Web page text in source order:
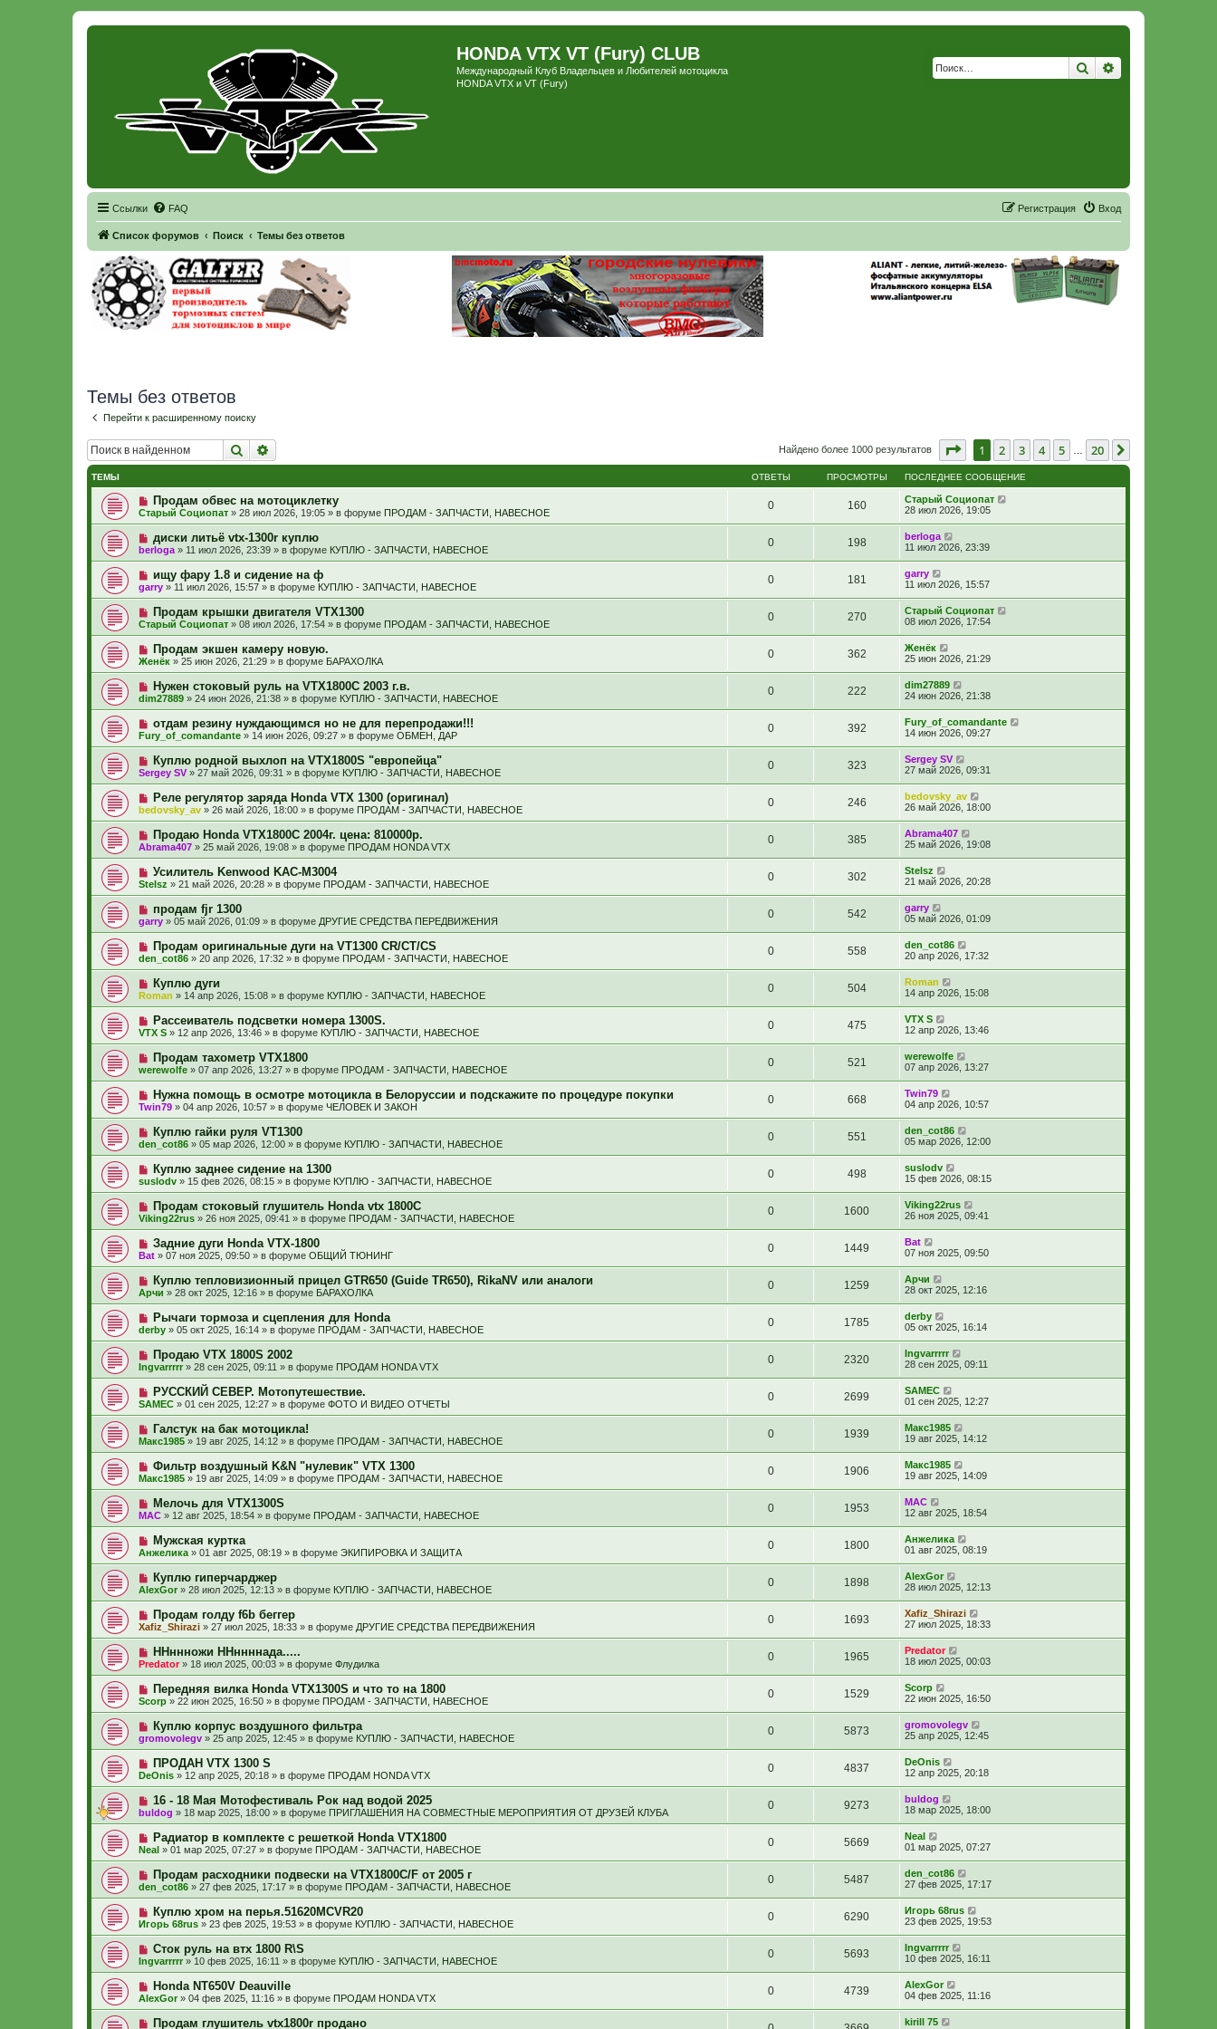
HONDA VTX VT (Fury) CLUB
Международный Клуб Владельцев и Любителей мотоцикла
HONDA VTX и VT (Fury)
Поиск
Ссылки FAQ Вход
Регистрация
Список форумов Поиск Темы без ответов
Темы без ответов
Перейти к расширенному поиску
Поиск Найдено более 1000 результатов Страница1 из 20
1 2 3 4 5 20
ТЕМЫ ОТВЕТЫ ПРОСМОТРЫ ПОСЛЕДНЕЕ СООБЩЕНИЕ
Н
о
в
е
с
о
о
б
щ
е
н
и
е
Продам обвес на мотоциклетку
Старый Социопат » 28 июл 2026, 19:05 » в форуме ПРОДАМ - ЗАПЧАСТИ, НАВЕСНОЕ
0 160
Старый Социопат
28 июл 2026, 19:05
Н
о
в
е
с
о
б
щ
е
н
и
е
диски литьё vtx-1300r куплю
berloga » 11 июл 2026, 23:39 » в форуме КУПЛЮ - ЗАПЧАСТИ, НАВЕСНОЕ
0 198
berloga
11 июл 2026, 23:39
Н
о
в
о
е
с
о
б
щ
е
н
и
е
ищу фару 1.8 и сидение на ф
garry » 11 июл 2026, 15:57 » в форуме КУПЛЮ - ЗАПЧАСТИ, НАВЕСНОЕ
0 181
garry
11 июл 2026, 15:57
Н
о
в
о
е
с
о
б
щ
н
и
е
Продам крышки двигателя VTX1300
Старый Социопат » 08 июл 2026, 17:54 » в форуме ПРОДАМ - ЗАПЧАСТИ, НАВЕСНОЕ
0 270
Старый Социопат
08 июл 2026, 17:54
Н
о
в
о
е
с
о
о
б
щ
е
н
и
е
Продам экшен камеру новую.
Женёк » 25 июн 2026, 21:29 » в форуме БАРАХОЛКА
0 362
Женёк
25 июн 2026, 21:29
Н
о
в
е
с
о
б
щ
е
н
и
е
Нужен стоковый руль на VTX1800C 2003 г.в.
dim27889 » 24 июн 2026, 21:38 » в форуме КУПЛЮ - ЗАПЧАСТИ, НАВЕСНОЕ
0 222
dim27889
24 июн 2026, 21:38
Н
о
в
о
е
с
о
б
щ
е
н
и
е
отдам резину нуждающимся но не для перепродажи!!!
Fury_of_comandante » 14 июн 2026, 09:27 » в форуме ОБМЕН, ДАР
0 392
Fury_of_comandante
14 июн 2026, 09:27
Н
о
в
о
е
с
о
б
щ
е
н
и
е
Куплю родной выхлоп на VTX1800S "европейца"
Sergey SV » 27 май 2026, 09:31 » в форуме КУПЛЮ - ЗАПЧАСТИ, НАВЕСНОЕ
0 323
Sergey SV
27 май 2026, 09:31
Н
о
в
о
е
с
о
о
б
щ
н
и
е
Реле регулятор заряда Honda VTX 1300 (оригинал)
bedovsky_av » 26 май 2026, 18:00 » в форуме ПРОДАМ - ЗАПЧАСТИ, НАВЕСНОЕ
0 246
bedovsky_av
26 май 2026, 18:00
Н
о
в
о
е
с
о
о
б
щ
е
н
и
е
Продаю Honda VTX1800С 2004г. цена: 810000р.
Abrama407 » 25 май 2026, 19:08 » в форуме ПРОДАМ HONDA VTX
0 385
Abrama407
25 май 2026, 19:08
Н
о
в
е
с
о
б
щ
е
н
и
е
Усилитель Kenwood KAC-M3004
Stelsz » 21 май 2026, 20:28 » в форуме ПРОДАМ - ЗАПЧАСТИ, НАВЕСНОЕ
0 302
Stelsz
21 май 2026, 20:28
Н
о
в
о
е
с
о
б
щ
е
н
и
е
продам fjr 1300
garry » 05 май 2026, 01:09 » в форуме ДРУГИЕ СРЕДСТВА ПЕРЕДВИЖЕНИЯ
0 542
garry
05 май 2026, 01:09
Н
о
в
о
е
с
о
б
щ
е
н
и
е
Продам оригинальные дуги на VT1300 CR/CT/CS
den_cot86 » 20 апр 2026, 17:32 » в форуме ПРОДАМ - ЗАПЧАСТИ, НАВЕСНОЕ
0 558
den_cot86
20 апр 2026, 17:32
Н
о
в
о
е
с
о
б
щ
е
н
и
е
Куплю дуги
Roman » 14 апр 2026, 15:08 » в форуме КУПЛЮ - ЗАПЧАСТИ, НАВЕСНОЕ
0 504
Roman
14 апр 2026, 15:08
Н
о
в
о
е
с
о
б
щ
е
н
и
е
Рассеиватель подсветки номера 1300S.
VTX S » 12 апр 2026, 13:46 » в форуме КУПЛЮ - ЗАПЧАСТИ, НАВЕСНОЕ
0 475
VTX S
12 апр 2026, 13:46
Н
о
в
о
е
с
о
б
щ
е
н
и
е
Продам тахометр VTX1800
werewolfe » 07 апр 2026, 13:27 » в форуме ПРОДАМ - ЗАПЧАСТИ, НАВЕСНОЕ
0 521
werewolfe
07 апр 2026, 13:27
Н
о
в
о
е
с
о
б
щ
е
н
и
е
Нужна помощь в осмотре мотоцикла в Белоруссии и подскажите по процедуре покупки
Twin79 » 04 апр 2026, 10:57 » в форуме ЧЕЛОВЕК И ЗАКОН
0 668
Twin79
04 апр 2026, 10:57
Н
о
в
о
е
с
о
б
щ
е
н
и
е
Куплю гайки руля VT1300
den_cot86 » 05 мар 2026, 12:00 » в форуме КУПЛЮ - ЗАПЧАСТИ, НАВЕСНОЕ
0 551
den_cot86
05 мар 2026, 12:00
Н
о
в
о
е
с
о
о
б
щ
е
н
и
е
Куплю заднее сидение на 1300
suslodv » 15 фев 2026, 08:15 » в форуме КУПЛЮ - ЗАПЧАСТИ, НАВЕСНОЕ
0 498
suslodv
15 фев 2026, 08:15
Н
о
в
о
е
с
о
б
щ
е
н
и
е
Продам стоковый глушитель Honda vtx 1800C
Viking22rus » 26 ноя 2025, 09:41 » в форуме ПРОДАМ - ЗАПЧАСТИ, НАВЕСНОЕ
0 1600
Viking22rus
26 ноя 2025, 09:41
Н
о
в
о
е
с
о
б
щ
е
н
и
е
Задние дуги Honda VTX-1800
Bat » 07 ноя 2025, 09:50 » в форуме ОБЩИЙ ТЮНИНГ
0 1449
Bat
07 ноя 2025, 09:50
Н
о
в
о
е
с
о
б
щ
е
н
и
е
Куплю тепловизионный прицел GTR650 (Guide TR650), RikaNV или аналоги
Арчи » 28 окт 2025, 12:16 » в форуме БАРАХОЛКА
0 1259
Арчи
28 окт 2025, 12:16
Н
о
в
о
е
с
о
б
щ
е
н
и
е
Рычаги тормоза и сцепления для Honda
derby » 05 окт 2025, 16:14 » в форуме ПРОДАМ - ЗАПЧАСТИ, НАВЕСНОЕ
0 1785
derby
05 окт 2025, 16:14
Н
о
в
о
е
с
о
б
щ
е
н
и
е
Продаю VTX 1800S 2002
Ingvarrrrr » 28 сен 2025, 09:11 » в форуме ПРОДАМ HONDA VTX
0 2320
Ingvarrrrr
28 сен 2025, 09:11
Н
о
в
о
е
с
о
о
б
щ
е
н
и
е
РУССКИЙ СЕВЕР. Мотопутешествие.
SAMEC » 01 сен 2025, 12:27 » в форуме ФОТО И ВИДЕО ОТЧЕТЫ
0 2699
SAMEC
01 сен 2025, 12:27
Н
о
в
е
с
о
б
щ
е
н
и
е
Галстук на бак мотоцикла!
Макс1985 » 19 авг 2025, 14:12 » в форуме ПРОДАМ - ЗАПЧАСТИ, НАВЕСНОЕ
0 1939
Макс1985
19 авг 2025, 14:12
Н
о
в
о
е
с
о
б
щ
е
н
и
е
Фильтр воздушный K&N "нулевик" VTX 1300
Макс1985 » 19 авг 2025, 14:09 » в форуме ПРОДАМ - ЗАПЧАСТИ, НАВЕСНОЕ
0 1906
Макс1985
19 авг 2025, 14:09
Н
о
в
о
е
с
о
б
щ
е
н
и
е
Мелочь для VTX1300S
МАС » 12 авг 2025, 18:54 » в форуме ПРОДАМ - ЗАПЧАСТИ, НАВЕСНОЕ
0 1953
МАС
12 авг 2025, 18:54
Н
о
в
о
е
с
о
б
щ
е
н
и
е
Мужская куртка
Анжелика » 01 авг 2025, 08:19 » в форуме ЭКИПИРОВКА И ЗАЩИТА
0 1800
Анжелика
01 авг 2025, 08:19
Н
о
в
о
е
с
о
б
щ
е
н
и
е
Куплю гиперчарджер
AlexGor » 28 июл 2025, 12:13 » в форуме КУПЛЮ - ЗАПЧАСТИ, НАВЕСНОЕ
0 1898
AlexGor
28 июл 2025, 12:13
Н
о
в
о
е
с
о
б
щ
е
н
и
е
Продам голду f6b беггер
Xafiz_Shirazi » 27 июл 2025, 18:33 » в форуме ДРУГИЕ СРЕДСТВА ПЕРЕДВИЖЕНИЯ
0 1693
Xafiz_Shirazi
27 июл 2025, 18:33
Н
о
в
о
е
с
о
б
щ
е
н
и
е
ННннножи ННннннада.....
Predator» 18 июл 2025, 00:03 » в форуме Флудилка
0 1965
Predator
18 июл 2025, 00:03
Н
о
в
о
е
с
о
б
щ
е
н
и
е
Передняя вилка Honda VTX1300S и что то на 1800
Scorp » 22 июн 2025, 16:50 » в форуме ПРОДАМ - ЗАПЧАСТИ, НАВЕСНОЕ
0 1529
Scorp
22 июн 2025, 16:50
Н
о
в
о
е
с
о
о
б
щ
е
н
и
е
Куплю корпус воздушного фильтра
gromovolegv » 25 апр 2025, 12:45 » в форуме КУПЛЮ - ЗАПЧАСТИ, НАВЕСНОЕ
0 5873
gromovolegv
25 апр 2025, 12:45
Н
о
в
е
с
о
б
щ
е
н
и
е
ПРОДАН VTX 1300 S
DeOnis » 12 апр 2025, 20:18 » в форуме ПРОДАМ HONDA VTX
0 4837
DeOnis
12 апр 2025, 20:18
Н
о
в
о
е
с
о
б
щ
е
н
и
е
16 - 18 Мая Мотофестиваль Рок над водой 2025
buldog » 18 мар 2025, 18:00 » в форуме ПРИГЛАШЕНИЯ НА СОВМЕСТНЫЕ МЕРОПРИЯТИЯ ОТ ДРУЗЕЙ КЛУБА
0 9273
buldog
18 мар 2025, 18:00
Н
о
в
о
е
с
о
б
щ
е
н
и
е
Радиатор в комплекте с решеткой Honda VTX1800
Neal » 01 мар 2025, 07:27 » в форуме ПРОДАМ - ЗАПЧАСТИ, НАВЕСНОЕ
0 5669
Neal
01 мар 2025, 07:27
Н
о
в
о
е
с
о
о
б
щ
е
н
и
е
Продам расходники подвески на VTX1800C/F от 2005 г
den_cot86 » 27 фев 2025, 17:17 » в форуме ПРОДАМ - ЗАПЧАСТИ, НАВЕСНОЕ
0 5487
den_cot86
27 фев 2025, 17:17
Н
о
в
е
с
о
б
щ
е
Куплю хром на перья.51620MCVR20
Игорь 68rus » 23 фев 2025, 19:53 » в форуме КУПЛЮ - ЗАПЧАСТИ, НАВЕСНОЕ
0 6290
Игорь 68rus
23 фев 2025, 19:53
Н
о
в
о
е
с
о
Сток руль на втх 1800 R\S
Ingvarrrrr » 10 фев 2025, 16:11 » в форуме КУПЛЮ - ЗАПЧАСТИ, НАВЕСНОЕ
0 5693
Ingvarrrrr
10 фев 2025, 16:11
Н
о
в
о
е
Honda NT650V Deauville
AlexGor» 04 фев 2025, 11:16 » в форуме ПРОДАМ HONDA VTX
0 4739
AlexGor
04 фев 2025, 11:16
НПродам глушитель vtx1800r продано
kirill 75